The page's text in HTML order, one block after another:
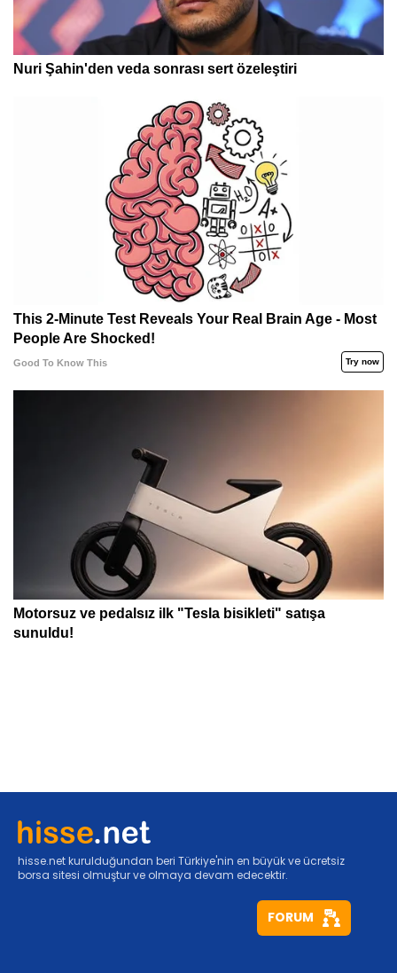
hisse.net kurulduğundan beri Türkiye'nin en büyük ve ücretsiz
borsa sitesi olmuştur ve olmaya devam edecektir.
FORUM